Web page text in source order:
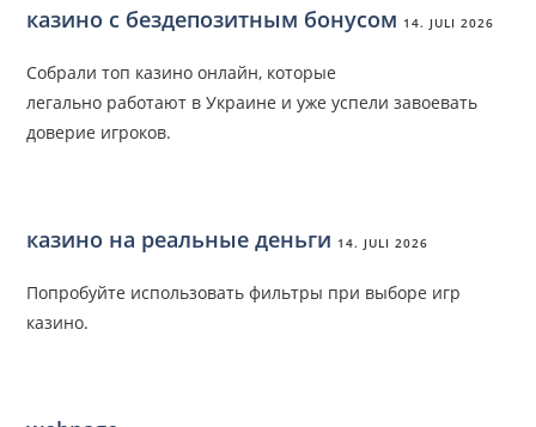
казино с бездепозитным бонусом 14. JULI 2026
Собрали топ казино онлайн, которые
легально работают в Украине и уже успели завоевать
доверие игроков.
казино на реальные деньги 14. JULI 2026
Попробуйте использовать фильтры при выборе игр
казино.